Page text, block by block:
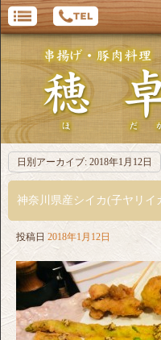
日別アーカイブ: 2018年1月12日
神奈川県産シイカ(子ヤリ
投稿日 2018年1月12日